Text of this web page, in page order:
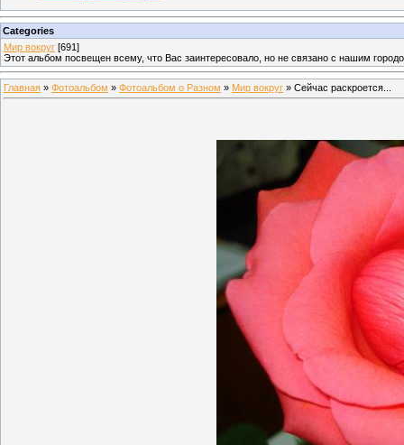
Categories
Мир вокруг [691]
Этот альбом посвещен всему, что Вас заинтересовало, но не связано с нашим
Главная » Фотоальбом » Фотоальбом о Разном » Мир вокруг » Сейчас раскроется...